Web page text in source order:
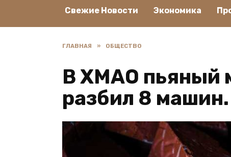
Свежие Новости Экономика
ГЛАВНАЯ » ОБЩЕСТВО
В ХМАО пьяный
разбил 8